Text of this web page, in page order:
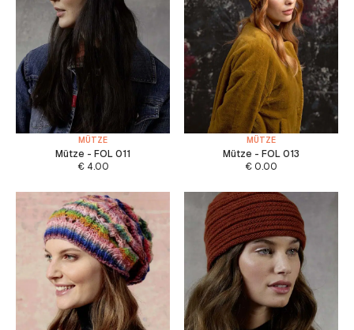
MÜTZE
Mütze - FOL 011
€4.00
MÜTZE
Mütze - FOL 013
€ 0.00